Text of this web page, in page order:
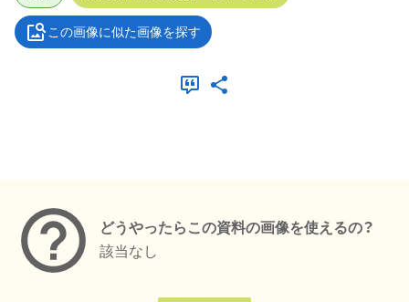
この画像に似た画像を探す
どうやったらこの資料の画像を使えるの？
該当なし